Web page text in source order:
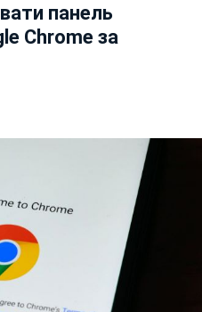
панель
Chrome за